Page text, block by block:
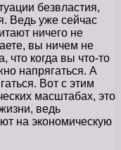
безвластия,
Ведь уже сейчас
ничего не
вы ничем не
что когда вы что-то
напрягаться. А
Вот с этим
масштабах, это
ведь
на экономическую